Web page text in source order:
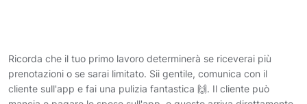
Ricorda che il tuo primo lavoro determinerà se riceverai più
prenotazioni o se sarai limitato. Sii gentile, comunica con il
cliente sull'app e fai una pulizia fantastica 🙌. Il cliente può